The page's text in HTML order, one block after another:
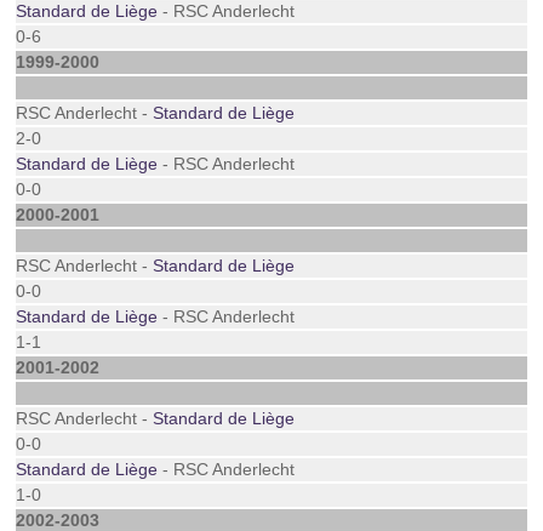
Standard de Liège - RSC Anderlecht
0-6
1999-2000
RSC Anderlecht -Standard de Liège
2-0
Standard de Liège - RSC Anderlecht
0-0
2000-2001
RSC Anderlecht -Standard de Liège
0-0
Standard de Liège - RSC Anderlecht
1-1
2001-2002
RSC Anderlecht -Standard de Liège
0-0
Standard de Liège - RSC Anderlecht
1-0
2002-2003